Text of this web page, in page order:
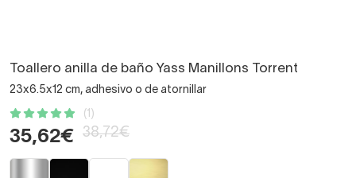
Toallero anilla de baño Yass Manillons Torrent
23x6.5x12 cm, adhesivo o de atornillar
(1)
35,62€ 38,72€